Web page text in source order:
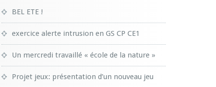
BEL ETE !
exercice alerte intrusion en GS CP CE1
Un mercredi travaillé « école de la nature »
Projet jeux: présentation d’un nouveau jeu